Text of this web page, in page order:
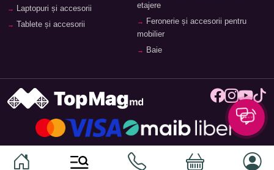
Laptopuri și accesorii
Tablete și accesorii
etajere
Feronerie și accesorii pentru
mobilier
Baie
© 2026 TopMag.md - Marketplace Național. Toate drepturile
rezervate.